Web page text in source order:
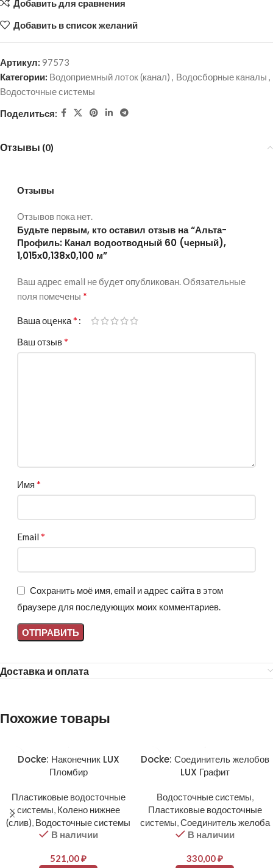
Добавить для сравнения
Добавить в список желаний
Артикул: 97573
Категории: Водоприемный лоток (канал) , Водосборные каналы ,
Водосточные системы
Поделиться:
Отзывы (0)
Отзывы
Отзывов пока нет.
Будьте первым, кто оставил отзыв на “Альта-
Профиль: Канал водоотводный 60 (черный),
1,015х0,138х0,100 м”
Ваш адрес email не будет опубликован.Обязательные
поля помечены *
Ваша оценка*
Ваш отзыв*
Имя *
Email *
Сохранить моё имя, email и адрес сайта в этом
браузере для последующих моих комментариев.
Alternative:
Доставка и оплата
Похожие товары
Docke: Наконечник LUX
Пломбир
Пластиковые водосточные
системы Колено нижнее
(слив) Водосточные системы
В наличии
521,00₽
Docke: Соединитель желобов
LUX Графит
Водосточные системы
Пластиковые водосточные
системы Соединитель желоба
В наличии
330,00₽